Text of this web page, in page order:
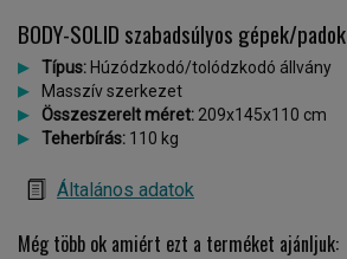
BODY-SOLID szabadsúlyos gépek/padok
Típus: Húzódzkodó/tolódzkodó állvány
Masszív szerkezet
Összeszerelt méret: 209x145x110 cm
Teherbírás: 110 kg
Általános adatok
Még több ok amiért ezt a terméket ajánljuk: